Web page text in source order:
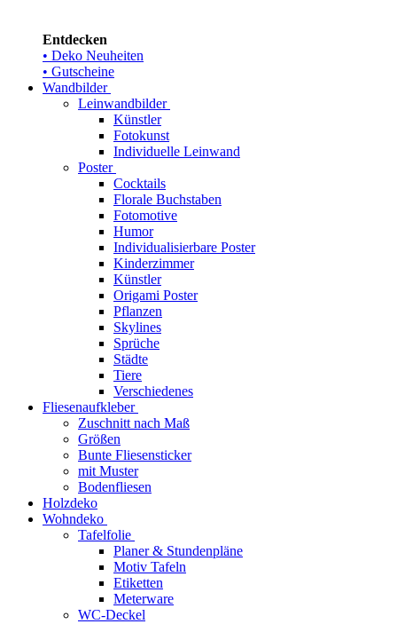
Entdecken
• Deko Neuheiten
• Gutscheine
Wandbilder
Leinwandbilder
Künstler
Fotokunst
Individuelle Leinwand
Poster
Cocktails
Florale Buchstaben
Fotomotive
Humor
Individualisierbare Poster
Kinderzimmer
Künstler
Origami Poster
Pflanzen
Skylines
Sprüche
Städte
Tiere
Verschiedenes
Fliesenaufkleber
Zuschnitt nach Maß
Größen
Bunte Fliesensticker
mit Muster
Bodenfliesen
Holzdeko
Wohndeko
Tafelfolie
Planer & Stundenpläne
Motiv Tafeln
Etiketten
Meterware
WC-Deckel